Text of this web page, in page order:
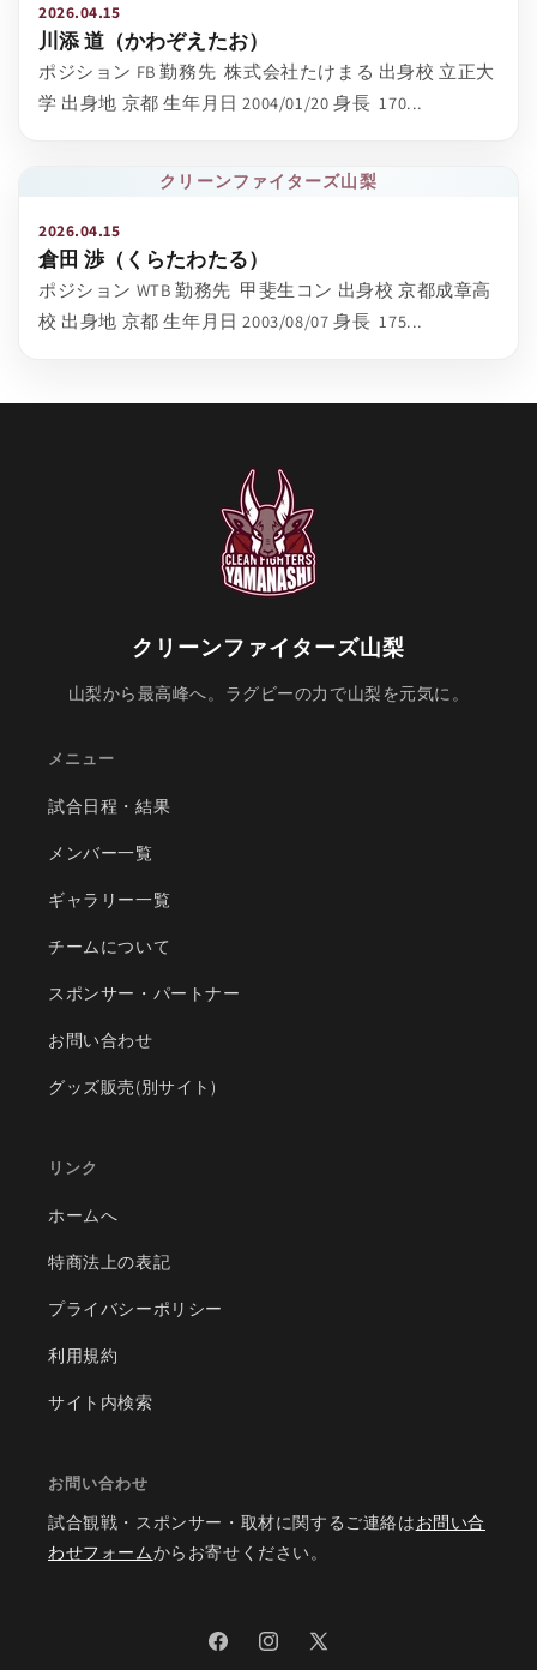
2026.04.15
川添 道（かわぞえたお）
ポジション FB 勤務先 株式会社たけまる 出身校 立正大
学 出身地 京都 生年月日 2004/01/20 身長 170...
クリーンファイターズ山梨
2026.04.15
倉田 渉（くらたわたる）
ポジション WTB 勤務先 甲斐生コン 出身校 京都成章高
校 出身地 京都 生年月日 2003/08/07 身長 175...
クリーンファイターズ山梨
山梨から最高峰へ。ラグビーの力で山梨を元気に。
メニュー
試合日程・結果
メンバー一覧
ギャラリー一覧
チームについて
スポンサー・パートナー
お問い合わせ
グッズ販売(別サイト)
リンク
ホームへ
特商法上の表記
プライバシーポリシー
利用規約
サイト内検索
お問い合わせ
試合観戦・スポンサー・取材に関するご連絡はお問い合
わせフォームからお寄せください。
FacebookInstagram
X